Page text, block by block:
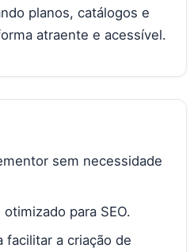
planos, catálogos e
atraente e acessível.
sem necessidade
para SEO.
facilitar a criação de